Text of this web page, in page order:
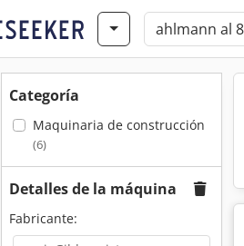
Categoría
Maquinaria de construcción
(6)
Detalles de la máquina
Fabricante: